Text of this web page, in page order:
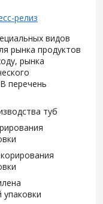
релиз
видов
рынка продуктов
рынка
перечень
туб
упаковки